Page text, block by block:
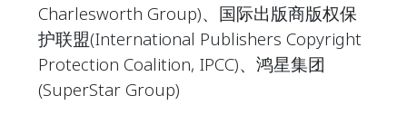
Charlesworth Group)、国际出版商版权保
护联盟(International Publishers Copyright
Protection Coalition, IPCC)、鸿星集团
(SuperStar Group)